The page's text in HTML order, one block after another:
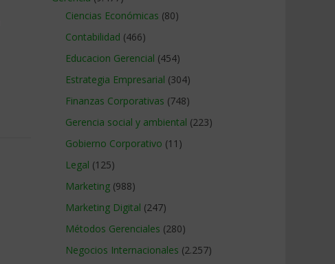
Ciencias Económicas (80)
Contabilidad (466)
Educacion Gerencial (454)
Estrategia Empresarial (304)
Finanzas Corporativas (748)
Gerencia social y ambiental (223)
Gobierno Corporativo (11)
Legal (125)
Marketing (988)
Marketing Digital (247)
Métodos Gerenciales (280)
Negocios Internacionales (2.257)